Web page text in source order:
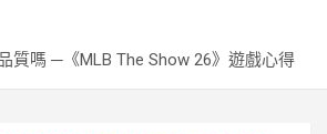
質嗎 ─《MLB The Show 26》遊戲心得